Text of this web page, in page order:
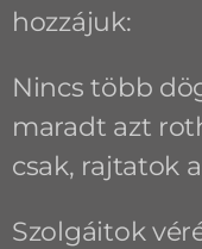
hozzájuk:
Nincs több
maradt azt
csak, rajtatok
Szolgáitok